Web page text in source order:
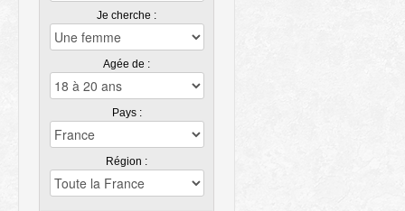
Je cherche :
Agée de :
Pays :
Région :